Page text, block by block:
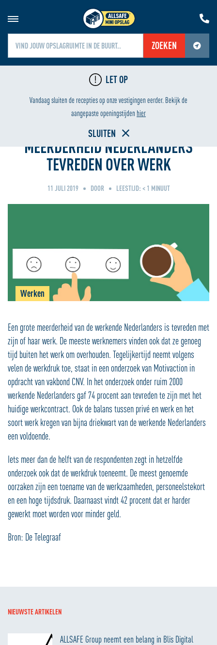
ZOEKEN
Jouw locatiediensten zijn uitgeschakeld.
Schakel jouw locatiediensten in om deze functie te gebruiken.
LET OP
Vandaag sluiten de recepties op onze vestigingen eerder. Bekijk de
aangepaste openingstijden hier
SLUITEN
LAAGSTE PRIJS
Home
MEERDERHEID NEDERLANDERS
TEVREDEN OVER WERK
11 JULI 2019 DOOR LEESTIJD: < 1 MINUUT
Werken
Een grote meerderheid van de werkende Nederlanders is tevreden met
zijn of haar werk. De meeste werknemers vinden ook dat ze genoeg
tijd buiten het werk om overhouden. Tegelijkertijd neemt volgens
velen de werkdruk toe, staat in een onderzoek van Motivaction in
opdracht van vakbond CNV. In het onderzoek onder ruim 2000
werkende Nederlanders gaf 74 procent aan tevreden te zijn met het
huidige werkcontract. Ook de balans tussen privé en werk en het
soort werk kregen van bijna driekwart van de werkende Nederlanders
een voldoende.
Iets meer dan de helft van de respondenten zegt in hetzelfde
onderzoek ook dat de werkdruk toeneemt. De meest genoemde
oorzaken zijn een toename van de werkzaamheden, personeelstekort
en een hoge tijdsdruk. Daarnaast vindt 42 procent dat er harder
gewerkt moet worden voor minder geld.
Bron: De Telegraaf
NIEUWSTE ARTIKELEN
ALLSAFE Group neemt een belang in Blis Digital